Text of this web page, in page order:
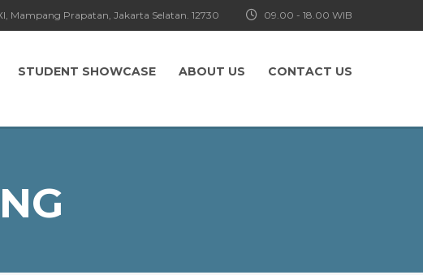
09.00 - 18.00 WIB
Mampang Prapatan, Jakarta Selatan. 12730
STUDENT SHOWCASE ABOUT US CONTACT US